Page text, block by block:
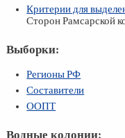
Критерии для
Сторон Рамсарской
Выборки:
Регионы РФ
Составители
ООПТ
Водные колонии: